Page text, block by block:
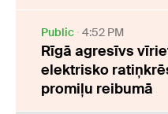
Public 4:52 PM
Rīgā agresīvs
elektrisko
promiļu reibumā